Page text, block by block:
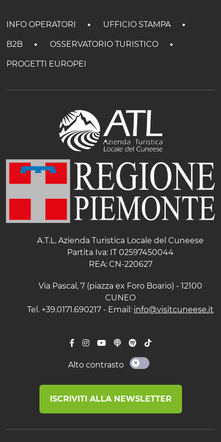
INFO OPERATORI UFFICIO STAMPA
B2B OSSERVATORIO TURISTICO
PROGETTI EUROPEI
A.T.L. Azienda Turistica Locale del Cuneese
Partita Iva: IT 02597450044
REA: CN-220627
Via Pascal, 7 (piazza ex Foro Boario) - 12100
CUNEO
Tel. +39.0171.690217 - Email: info@visitcuneese.it
Alto contrasto
ISCRIVITI ALLA NEWSLETTER